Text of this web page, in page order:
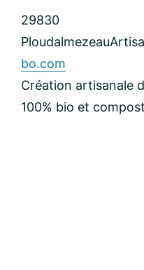
29830
Ploudalmezeau
bo.com
Création artisanale
100% bio et